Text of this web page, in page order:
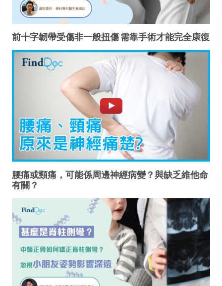
前十字韌帶受傷非一般扭傷 需靠手術才能完全康復
腰痛或頸痛，可能係周邊神經病變？與缺乏維他命
有關？